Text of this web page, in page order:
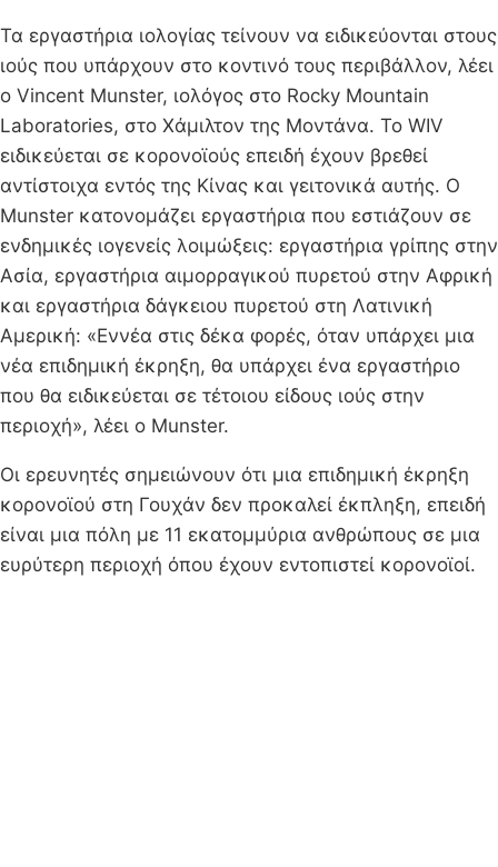
Τα εργαστήρια ιολογίας τείνουν να ειδικεύονται στους
ιούς που υπάρχουν στο κοντινό τους περιβάλλον, λέει
ο Vincent Munster, ιολόγος στο Rocky Mountain
Laboratories, στο Χάμιλτον της Μοντάνα. Το WIV
ειδικεύεται σε κορονοϊούς επειδή έχουν βρεθεί
αντίστοιχα εντός της Κίνας και γειτονικά αυτής. Ο
Munster κατονομάζει εργαστήρια που εστιάζουν σε
ενδημικές ιογενείς λοιμώξεις: εργαστήρια γρίπης στην
Ασία, εργαστήρια αιμορραγικού πυρετού στην Αφρική
και εργαστήρια δάγκειου πυρετού στη Λατινική
Αμερική: «Εννέα στις δέκα φορές, όταν υπάρχει μια
νέα επιδημική έκρηξη, θα υπάρχει ένα εργαστήριο
που θα ειδικεύεται σε τέτοιου είδους ιούς στην
περιοχή», λέει ο Munster.
Οι ερευνητές σημειώνουν ότι μια επιδημική έκρηξη
κορονοϊού στη Γουχάν δεν προκαλεί έκπληξη, επειδή
είναι μια πόλη με 11 εκατομμύρια ανθρώπους σε μια
ευρύτερη περιοχή όπου έχουν εντοπιστεί κορονοϊοί.